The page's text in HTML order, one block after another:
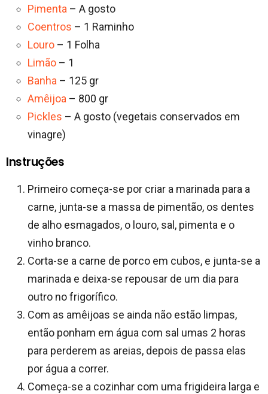
Pimenta – A gosto
Coentros – 1 Raminho
Louro – 1 Folha
Limão – 1
Banha – 125 gr
Amêijoa – 800 gr
Pickles – A gosto (vegetais conservados em
vinagre)
Instruções
Primeiro começa-se por criar a marinada para a
carne, junta-se a massa de pimentão, os dentes
de alho esmagados, o louro, sal, pimenta e o
vinho branco.
Corta-se a carne de porco em cubos, e junta-se a
marinada e deixa-se repousar de um dia para
outro no frigorífico.
Com as amêijoas se ainda não estão limpas,
então ponham em água com sal umas 2 horas
para perderem as areias, depois de passa elas
por água a correr.
Começa-se a cozinhar com uma frigideira larga e